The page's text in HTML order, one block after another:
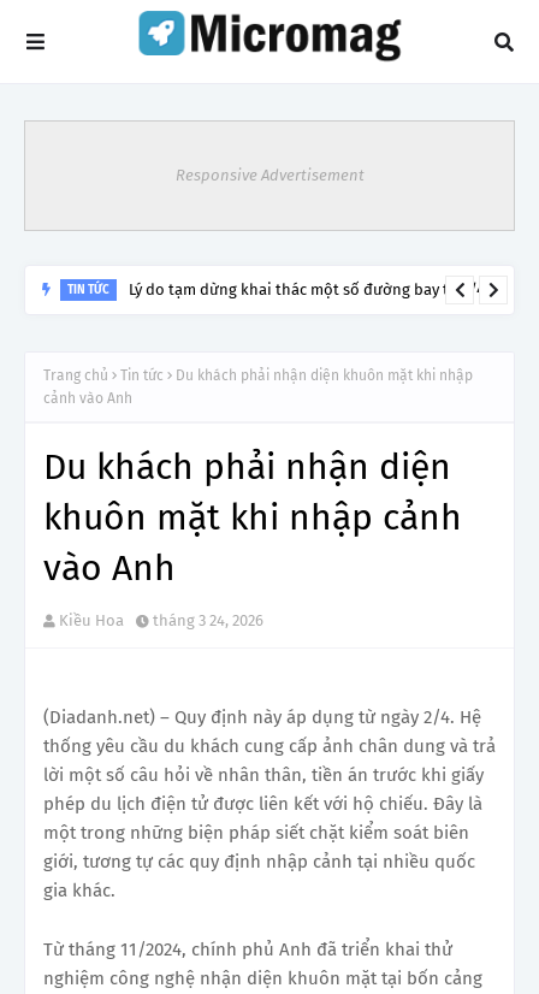
Responsive Advertisement
TIN TỨC Lý do tạm dừng khai thác một số đường bay từ 1/4
Trang chủ Tin tức
Du khách phải nhận diện khuôn mặt khi nhập
cảnh vào Anh
Du khách phải nhận diện
khuôn mặt khi nhập cảnh
vào Anh
Kiều Hoa tháng 3 24, 2026
(Diadanh.net) – Quy định này áp dụng từ ngày 2/4. Hệ
thống yêu cầu du khách cung cấp ảnh chân dung và trả
lời một số câu hỏi về nhân thân, tiền án trước khi giấy
phép du lịch điện tử được liên kết với hộ chiếu. Đây là
một trong những biện pháp siết chặt kiểm soát biên
giới, tương tự các quy định nhập cảnh tại nhiều quốc
gia khác.
Từ tháng 11/2024, chính phủ Anh đã triển khai thử
nghiệm công nghệ nhận diện khuôn mặt tại bốn cảng